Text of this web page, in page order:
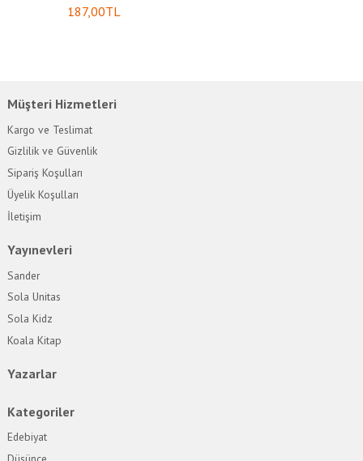
187,00TL
Müşteri Hizmetleri
Kargo ve Teslimat
Gizlilik ve Güvenlik
Sipariş Koşulları
Üyelik Koşulları
İletişim
Yayınevleri
Sander
Sola Unitas
Sola Kidz
Koala Kitap
Yazarlar
Kategoriler
Edebiyat